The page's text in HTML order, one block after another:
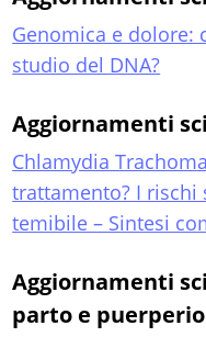
Genomica e dolore:
studio del DNA?
Aggiornamenti
Chlamydia
trattamento? I
temibile – Sintesi
Aggiornamenti
parto e puerperio